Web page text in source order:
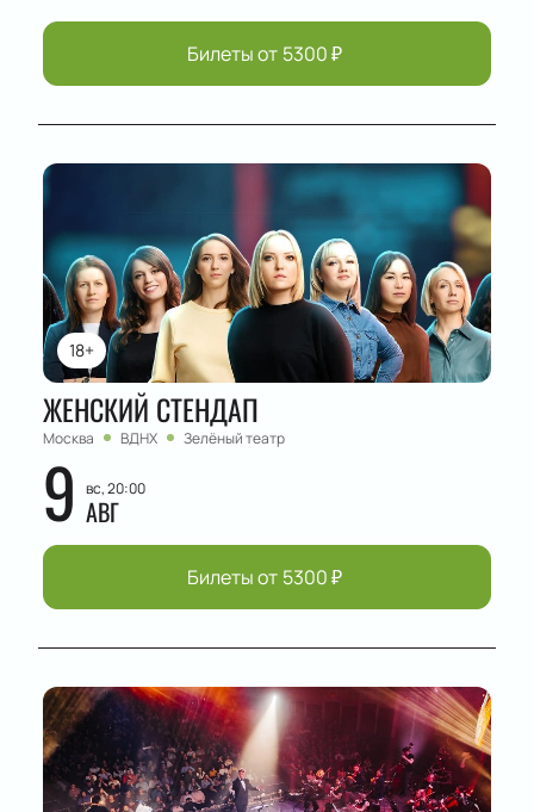
Билеты от 5300₽
18+
ЖЕНСКИЙ СТЕНДАП
Москва ВДНХ Зелёный театр
9 вс, 20:00
АВГ
Билеты от 5300₽